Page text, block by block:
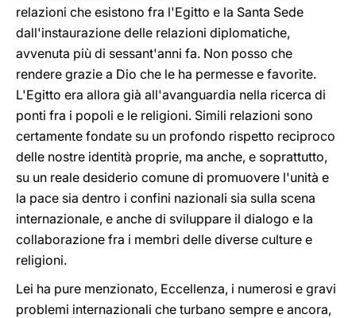
relazioni che esistono fra l'Egitto e la Santa Sede
dall'instaurazione delle relazioni diplomatiche,
avvenuta più di sessant'anni fa. Non posso che
rendere grazie a Dio che le ha permesse e favorite.
L'Egitto era allora già all'avanguardia nella ricerca di
ponti fra i popoli e le religioni. Simili relazioni sono
certamente fondate su un profondo rispetto reciproco
delle nostre identità proprie, ma anche, e soprattutto,
su un reale desiderio comune di promuovere l'unità e
la pace sia dentro i confini nazionali sia sulla scena
internazionale, e anche di sviluppare il dialogo e la
collaborazione fra i membri delle diverse culture e
religioni.
Lei ha pure menzionato, Eccellenza, i numerosi e gravi
problemi internazionali che turbano sempre e ancora,